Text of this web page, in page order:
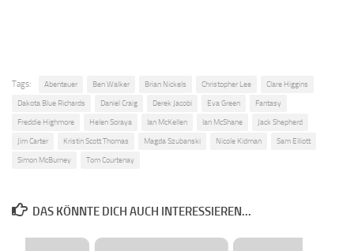
Tags: Abenteuer Ben Walker Brian Nickels Christopher Lee Clare Higgins
Dakota Blue Richards Daniel Craig Derek Jacobi Eva Green Fantasy
Freddie Highmore Helen Soraya Ian McKellen Ian McShane Jack Shepherd
Jim Carter Kristin Scott Thomas Magda Szubanski Nicole Kidman Sam Elliott
Simon McBurney Tom Courtenay
DAS KÖNNTE DICH AUCH INTERESSIEREN...